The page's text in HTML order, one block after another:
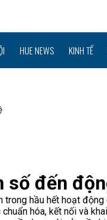
HUE NEWS KINH TẾ
số đến
trong hầu hết hoạt
hóa, kết nối và